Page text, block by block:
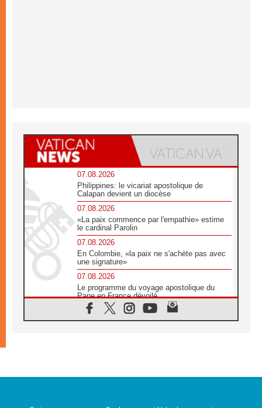
07.08.2026
Philippines: le vicariat apostolique de
Calapan devient un diocèse
07.08.2026
«La paix commence par l'empathie» estime
le cardinal Parolin
07.08.2026
En Colombie, «la paix ne s'achète pas avec
une signature»
07.08.2026
Le programme du voyage apostolique du
Pape en France dévoilé
07.08.2026
1ère Conférence continentale sur l'éducation
07.08.2026